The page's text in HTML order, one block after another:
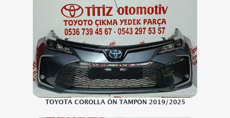
TOYOTA COROLLA ÖN TAMPON 2019/2025